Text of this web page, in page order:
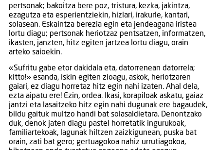
pertsonak; bakoitza bere poz, tristura, kezka, jakintza,
ezagutza eta esperientziekin, hizlari, irakurle, kantari,
solasean. Eskaintza berezia egin eta jendeagana iristea
lortu diagu; pertsonak heriotzaz pentsatzen, informatzen,
ikasten, janzten, hitz egiten jartzea lortu diagu, orain
arteko saioekin.
«Sufritu gabe etor dakidala eta, datorrenean datorrela;
kitto!» esanda, iskin egiten zioagu, askok, heriotzaren
gaiari, ez diagu horretaz hitz egin nahi izaten. Ahal dela,
ezta aipatu ere! Ezin, ordea. Ikasi, korapiloak askatu, gaiaz
jantzi eta lasaitzeko hitz egin nahi dugunak ere bagaudek,
bildu gaituk multzo handi bat solasaldietara. Denontzako
duk, denok jaten diagu pastel horretatik ingurukoak,
familiartekoak, lagunak hiltzen zaizkigunean, puska bat
orain, zati bat gero; gertuagokoa nahiz urrutiagokoa,